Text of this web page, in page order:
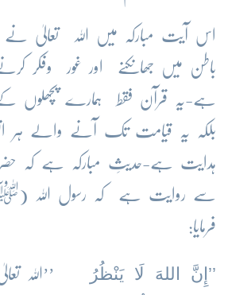
اس آیت مبارکہ میں اللہ تعالیٰ نے
باطن میں جھانکنے اور غور وفکر
ہے-یہ قرآن فقط ہمارے پچھلوں
بلکہ یہ قیامت تک آنے والے ہر
ہدایت ہے-حدیثِ مبارکہ ہے کہ
سے روایت ہے کہ رسول اللہ
فرمایا:
’’إِنَّ اللهَ لَا يَنْظُرُ ’’اللہ